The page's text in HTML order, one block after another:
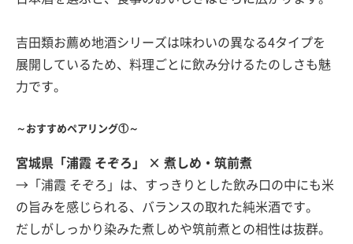
吉田類お薦め地酒シリーズは味わいの異なる4タイプを
展開しているため、料理ごとに飲み分けるたのしさも魅
力です。
～おすすめペアリング①～
宮城県「浦霞 そぞろ」 × 煮しめ・筑前煮
→「浦霞 そぞろ」は、すっきりとした飲み口の中にも米
の旨みを感じられる、バランスの取れた純米酒です。
だしがしっかり染みた煮しめや筑前煮との相性は抜群。